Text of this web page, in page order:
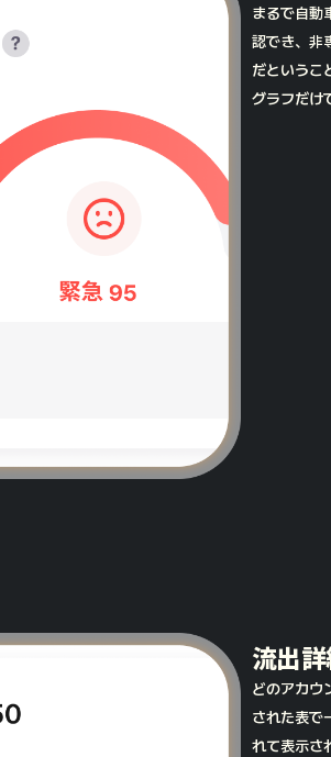
まるで自動
認でき、非
だというこ
グラフだけ
流出
どのアカウ
された表で
れて表示さ